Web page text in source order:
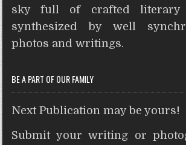
A
p
p
o
o
k
e
r
r
e
s
n
g
e
t
sky full of crafted literary
synthesized by well
photos and writings.
BE A PART OF OUR FAMILY
Next Publication may be yours!
Submit your writing or